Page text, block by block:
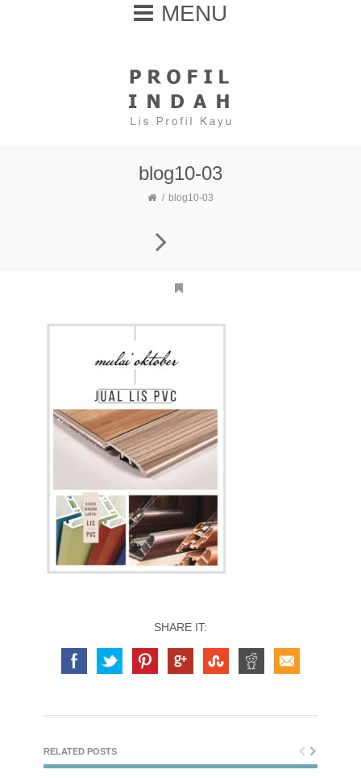
MENU
blog10-03
blog10-03
SHARE IT:
RELATED POSTS